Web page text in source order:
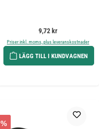
Ordinarie pris:
9,72 kr
Priser inkl. moms, plus leveranskostnader
LÄGG TILL I KUNDVAGNEN
%